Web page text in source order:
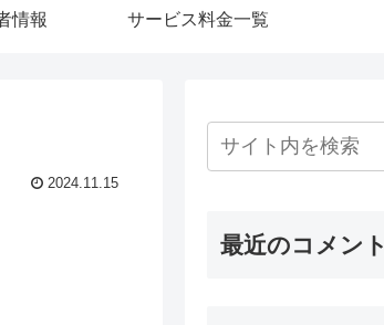
情報 サービス料金一覧
2024.11.15
最近のコメント